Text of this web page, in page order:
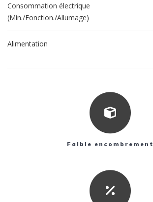
Consommation électrique
(Min./Fonction./Allumage)
Alimentation
Faible encombrement